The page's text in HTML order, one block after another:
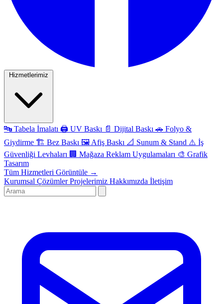
🔤 Tabela İmalatı 🖨️ UV Baskı 📄 Dijital Baskı 🚗 Folyo &
Giydirme 🏗️ Bez Baskı 🖼️ Afiş Baskı 📐 Sunum & Stand ⚠️ İş
Güvenliği Levhaları 🏢 Mağaza Reklam Uygulamaları 🎨 Grafik
Tasarım
Tüm Hizmetleri Görüntüle →
Kurumsal ÇözümlerProjelerimiz Hakkımızda İletişim